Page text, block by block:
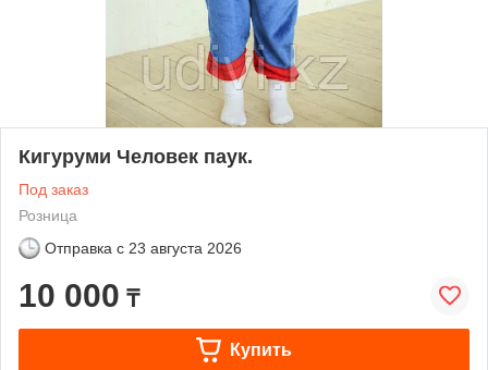
Кигуруми Человек паук.
Под заказ
Розница
Отправка с 23 августа 2026
10 000 ₸
Купить